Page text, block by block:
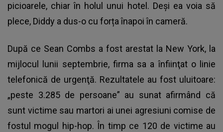
picioarele, chiar în holul unui hotel. Deși ea voia să
plece, Diddy a dus-o cu forța înapoi în cameră.
După ce Sean Combs a fost arestat la New York, la
mijlocul lunii septembrie, firma sa a înfiinţat o linie
telefonică de urgenţă. Rezultatele au fost uluitoare:
„peste 3.285 de persoane” au sunat afirmând că
sunt victime sau martori ai unei agresiuni comise de
fostul mogul hip-hop. În timp ce 120 de victime au